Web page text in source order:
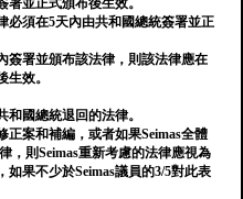
署並正式頒布後生效。
必須在5天內由共和國總統簽署並正
簽署並頒布該法律，則該法律應在
效。
和國總統退回的法律。
正案和補編，或者如果Seimas全體
，則Seimas重新考慮的法律應視為
果不少於Seimas議員的3/5對此表